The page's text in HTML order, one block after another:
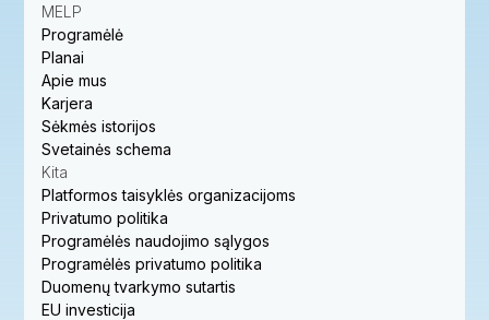
MELP
Programėlė
Planai
Apie mus
Karjera
Sėkmės istorijos
Svetainės schema
Kita
Platformos taisyklės organizacijoms
Privatumo politika
Programėlės naudojimo sąlygos
Programėlės privatumo politika
Duomenų tvarkymo sutartis
EU investicija